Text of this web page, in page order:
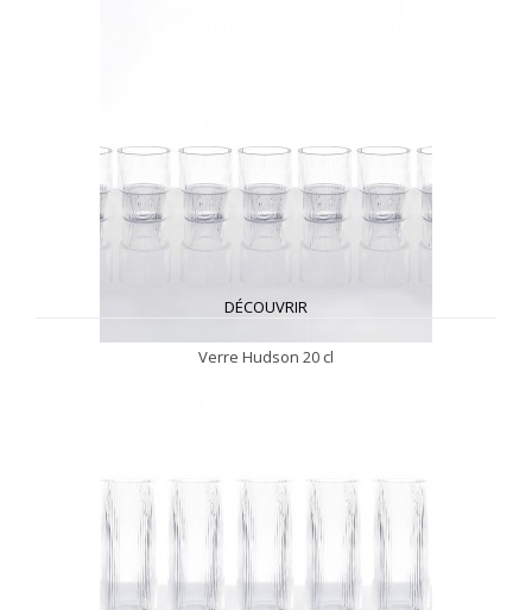
DÉCOUVRIR
Verre Hudson 20 cl